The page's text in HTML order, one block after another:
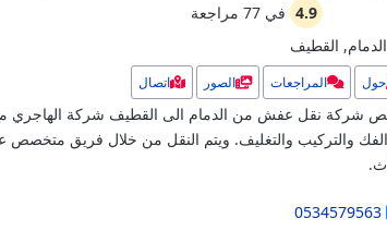
4.9 في 77مراجعة
الدمام, القطيف
حول المراجعات الصور اتصال
شركة نقل عفش من الدمام الى القطيف شركة الهاجري
والتركيب والتغليف. ويتم النقل من خلال فريق
0534579563